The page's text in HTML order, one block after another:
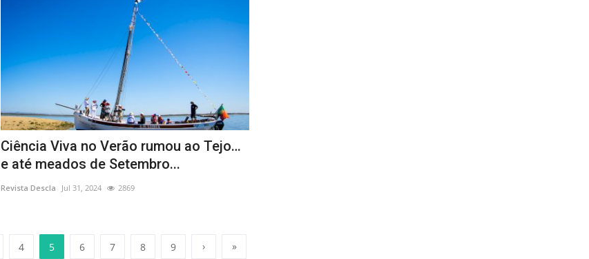
Ciência Viva no Verão rumou ao Tejo…
e até meados de Setembro...
Revista Descla Jul 31, 2024 2869
4 5 6 7 8 9 › »